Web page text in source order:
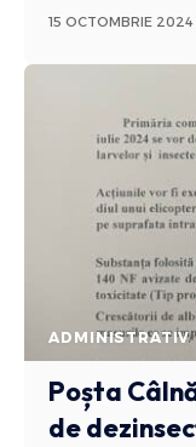
15 OCTOMBRIE 2024
ADMINISTRATIV
Poșta
de